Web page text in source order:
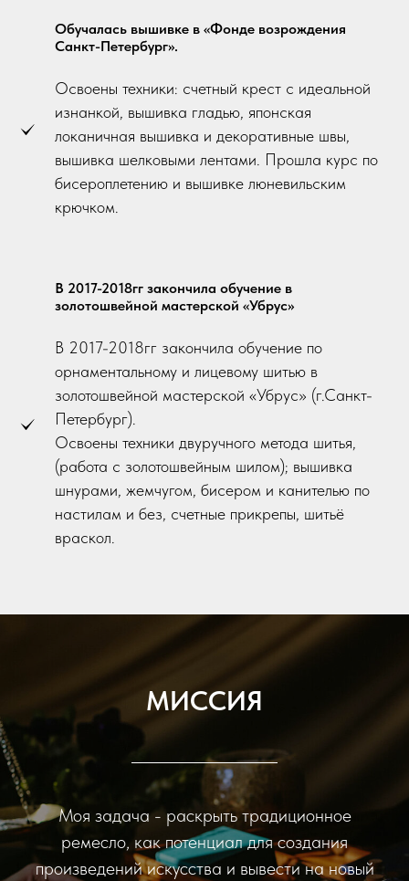
Обучалась вышивке в «Фонде возрождения
Санкт-Петербург».
Освоены техники: счетный крест с идеальной
изнанкой, вышивка гладью, японская
локаничная вышивка и декоративные швы,
вышивка шелковыми лентами. Прошла курс по
бисероплетению и вышивке люневильским
крючком.
В 2017-2018гг закончила обучение в
золотошвейной мастерской «Убрус»
В 2017-2018гг закончила обучение по
орнаментальному и лицевому шитью в
золотошвейной мастерской «Убрус» (г.Санкт-
Петербург).
Освоены техники двуручного метода шитья,
(работа с золотошвейным шилом); вышивка
шнурами, жемчугом, бисером и канителью по
настилам и без, счетные прикрепы, шитьё
враскол.
МИССИЯ
Моя задача - раскрыть традиционное
ремесло, как потенциал для создания
произведений искусства и вывести на новый